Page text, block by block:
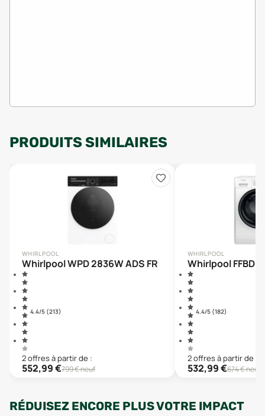
PRODUITS SIMILAIRES
WHIRLPOOL
Whirlpool WPD 2836W ADS FR
4.4/5 (213)
2offresà partir de :
552,99€799€ neuf
WHIRLPOOL
Whirlpool
4.4/5 (182)
2offresà partir de :
532,99€674€ neuf
RÉDUISEZ ENCORE PLUS VOTRE IMPACT